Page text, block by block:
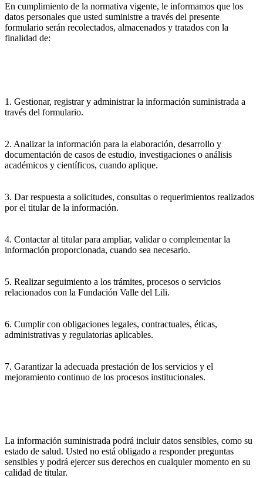
En cumplimiento de la normativa vigente, le informamos que los
datos personales que usted suministre a través del presente
formulario serán recolectados, almacenados y tratados con la
finalidad de:
1. Gestionar, registrar y administrar la información suministrada a
través del formulario.
2. Analizar la información para la elaboración, desarrollo y
documentación de casos de estudio, investigaciones o análisis
académicos y científicos, cuando aplique.
3. Dar respuesta a solicitudes, consultas o requerimientos realizados
por el titular de la información.
4. Contactar al titular para ampliar, validar o complementar la
información proporcionada, cuando sea necesario.
5. Realizar seguimiento a los trámites, procesos o servicios
relacionados con la Fundación Valle del Lili.
6. Cumplir con obligaciones legales, contractuales, éticas,
administrativas y regulatorias aplicables.
7. Garantizar la adecuada prestación de los servicios y el
mejoramiento continuo de los procesos institucionales.
La información suministrada podrá incluir datos sensibles, como su
estado de salud. Usted no está obligado a responder preguntas
sensibles y podrá ejercer sus derechos en cualquier momento en su
calidad de titular.